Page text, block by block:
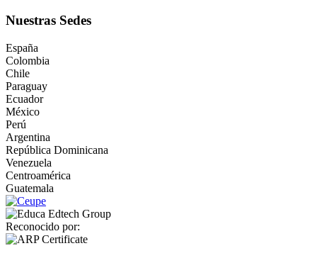
Nuestras Sedes
España
Colombia
Chile
Paraguay
Ecuador
México
Perú
Argentina
República Dominicana
Venezuela
Centroamérica
Guatemala
Reconocido por: